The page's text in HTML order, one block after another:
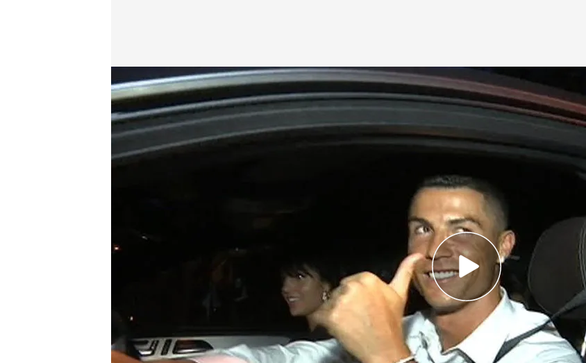
Beatriz Benayas
27 JUL 2018 - 15:08h.
Los técnicos del ministerio de Hacienda se muestran disconformes con el
acuerdo de Cristiano Ronaldo para esquivar el juicio y la cárcel porque
también podría librar a sus asesores fiscales. Tras el acuerdo con el
futbolista, la Fiscalía pide a la juez el sobreseimiento de la causa también
para los siete asesores fiscales que están siendo investigados. Los
técnicos de Hacienda piden que se les siga investigando y se apoyan en la
sentencia a Leo Messi, que indicaba que los asesores fiscales pueden
tener responsabilidad penal como partícipes por inducir, cooperar o ser